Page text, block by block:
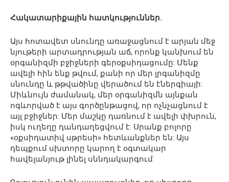
Հակատարիքային հատկություններ.
Այս հոտավետ սնունդը առաջացնում է արյան մեջ
նյութերի արտադրության աճ, որոնք կանխում են
օրգանիզմի բջիջների գերօքսիդացումը: Մենք
ավելի հին ենք թվում, քանի որ մեր լրգանիզմը
սնունդը և թթվածինը վերածում են էներգիայի:
Միևնույն ժամանակ, մեր օրգանիզմն այնքան
ոգևորված է այս գործընթացով, որ ոչնչացնում է
այլ բջիջներ: Մեր մաշկը դառնում է ավելի փխրուն,
իսկ ուղեղը դանդաղեցվում է: Սրանք բոլորը
«օքսիդատիվ սթրեսի» հետևանքներ են: Այս
դեպքում սխտորը կարող է օգտակար
հավելանյութ լինել սննդակարգում: